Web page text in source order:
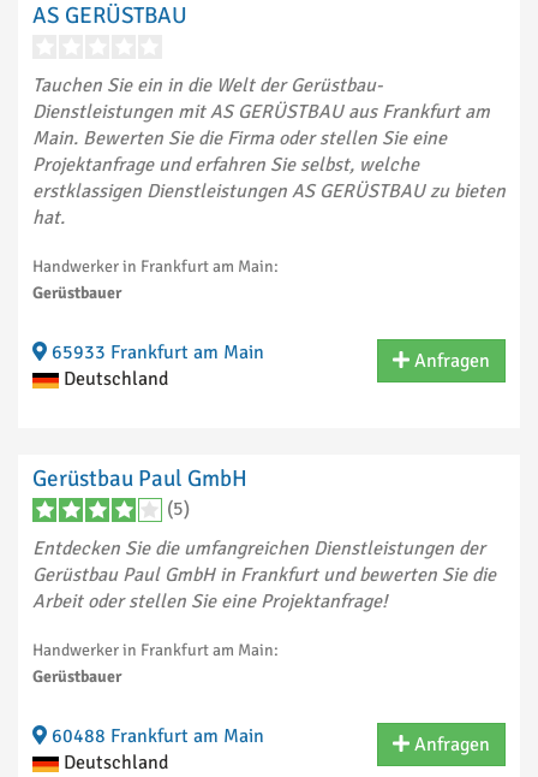
AS GERÜSTBAU
Tauchen Sie ein in die Welt der Gerüstbau-
Dienstleistungen mit AS GERÜSTBAU aus Frankfurt am
Main. Bewerten Sie die Firma oder stellen Sie eine
Projektanfrage und erfahren Sie selbst, welche
erstklassigen Dienstleistungen AS GERÜSTBAU zu bieten
hat.
Handwerker in Frankfurt am Main:
Gerüstbauer
65933 Frankfurt am Main
Deutschland
Anfragen
Gerüstbau Paul GmbH
(5)
Entdecken Sie die umfangreichen Dienstleistungen der
Gerüstbau Paul GmbH in Frankfurt und bewerten Sie die
Arbeit oder stellen Sie eine Projektanfrage!
Handwerker in Frankfurt am Main:
Gerüstbauer
60488 Frankfurt am Main
Deutschland
Anfragen